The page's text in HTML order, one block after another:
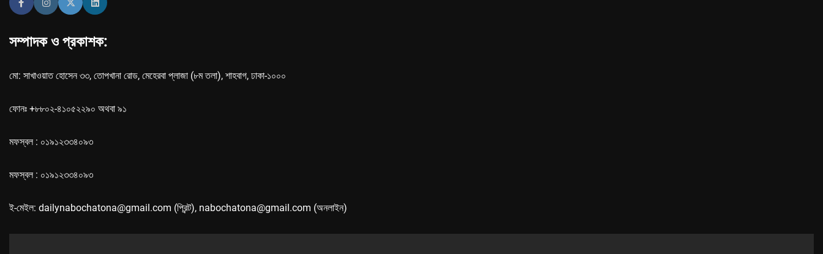
সম্পাদক ও প্রকাশক:
মো: সাখাওয়াত হোসেন ৩৩, তোপখানা রোড, মেহেরবা প্লাজা (৮ম তলা), শাহবাগ, ঢাকা-১০০০
ফোনঃ +৮৮০২-৪১০৫২২৯০ অথবা ৯১
মফস্বল : ০১৯১২৩৩৪০৯৩
মফস্বল : ০১৯১২৩৩৪০৯৩
ই-মেইল: dailynabochatona@gmail.com (প্রিন্ট), nabochatona@gmail.com (অনলাইন)